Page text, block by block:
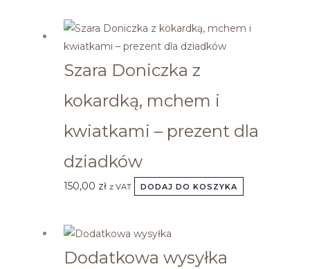
Szara Doniczka z
kokardką, mchem i
kwiatkami – prezent dla
dziadków
150,00 zł z VAT DODAJ DO KOSZYKA
Dodatkowa wysyłka